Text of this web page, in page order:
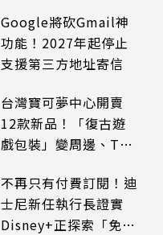
Google將砍Gmail神
功能！2027年起停止
支援第三方地址寄信
台灣寶可夢中心開賣
12款新品！「復古遊
戲包裝」變周邊、T恤
不再只有付費訂閱！迪
士尼新任執行長證實
Disney+正探索「免費